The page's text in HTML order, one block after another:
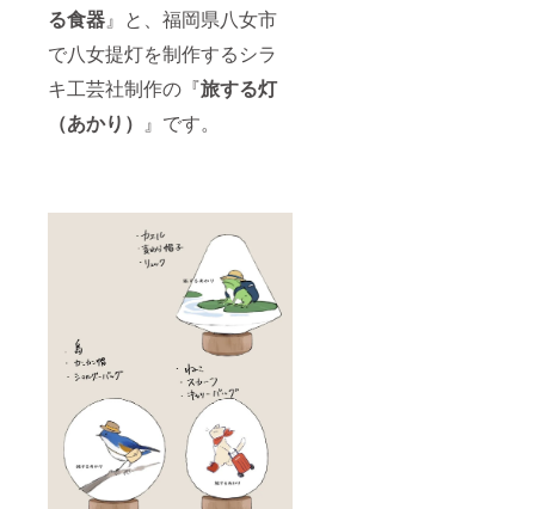
る食器』と、福岡県八女市
で八女提灯を制作するシラ
キ工芸社制作の『旅する灯
（あかり） 』です。